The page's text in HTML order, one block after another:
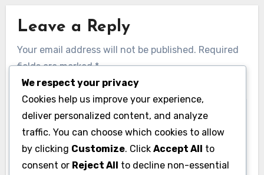
Možnosti cílení Display Advertising
Behaviorální cílení: Zapojení, strategie a
výhody
Jakub Černý 18/11/2025
We respect your privacy
Cookies help us improve your experience,
deliver personalized content, and analyze
traffic. You can choose which cookies to allow
by clicking Customize. Click Accept All to
consent or Reject All to decline non-essential